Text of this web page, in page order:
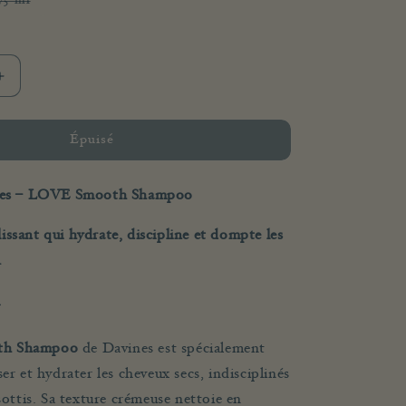
Augmenter
Shampoo
Épuisé
– LOVE Smooth Shampoo
qui hydrate, discipline et dompte les
Shampoo de Davines est spécialement
et hydrater les cheveux secs, indisciplinés
Sa texture crémeuse nettoie en